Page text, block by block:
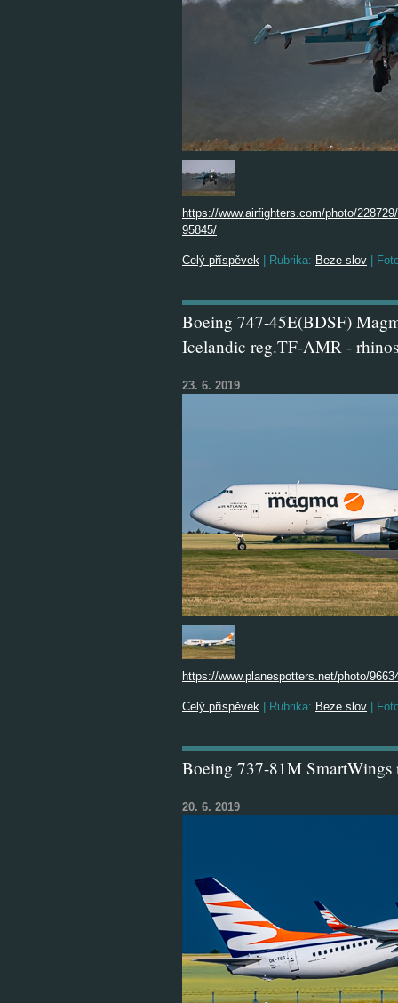
https://www.airfighters.com/photo/
95845/
Celý příspěvek Rubrika: Beze slov
Boeing 747-45E(BDSF)
Icelandic reg.TF-AMR -
23. 6. 2019
https://www.planespotters.net/photo/
Celý příspěvek Rubrika: Beze slov
Boeing 737-81M SmartWings
20. 6. 2019